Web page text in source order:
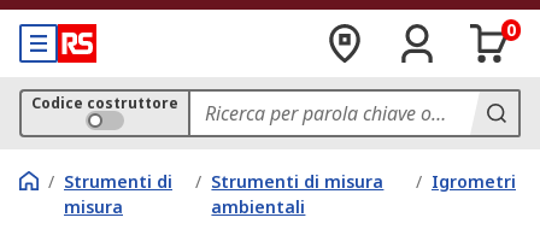
0
Codice costruttore
/ Strumenti di
misura
/ Strumenti di misura
ambientali
/ Igrometri